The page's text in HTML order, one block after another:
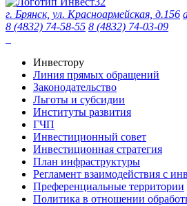
г. Брянск, ул. Красноармейская, д.156
8 (4832) 74-58-55 8 (4832) 74-03-09
Инвестору
Линия прямых обращений
Законодательство
Льготы и субсидии
Институты развития
ГЧП
Инвестиционный совет
Инвестиционная стратегия
План инфраструктуры
Регламент взаимодействия с
Преференциальные территории
Политика в отношении